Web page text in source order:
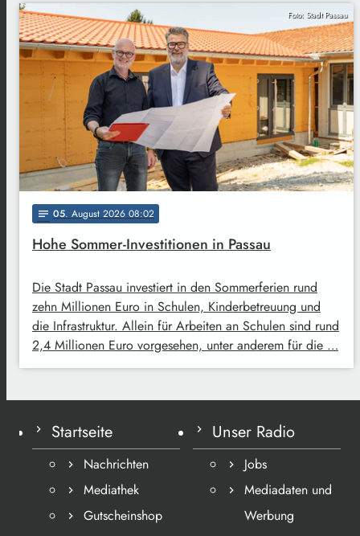
Foto: Stadt Passau
notes 05. August 2026 08:02
Hohe Sommer-Investitionen in Passau
Die Stadt Passau investiert in den Sommerferien rund
zehn Millionen Euro in Schulen, Kinderbetreuung und
die Infrastruktur. Allein für Arbeiten an Schulen sind rund
2,4 Millionen Euro vorgesehen, unter anderem für die …
Startseite
Nachrichten
Mediathek
Gutscheinshop
Unser Radio
Jobs
Mediadaten und
Werbung